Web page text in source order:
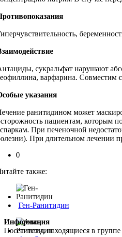
сукральфат нарушают
варфарина. Совместим
указания
ранитидином может
пациентам, которым
При печеночной
При длительном лечении
0
также:
Ген-Ранитидин
Информация
Посетители, находящиеся в группе